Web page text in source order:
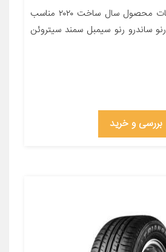
معرفی محصول جزئیات محصول سال ساخت ۲۰۲۰ مناسب
برای خودرو رنو L۹۰ رنو ساندرو رنو سیمبل سمند سیتروئن
بررسی و خرید